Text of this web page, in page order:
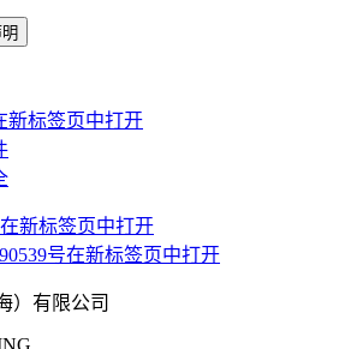
新标签页中打开
在新标签页中打开
号在新标签页中打开
）有限公司